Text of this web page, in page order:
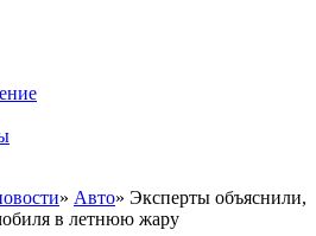
» Авто» Эксперты объяснили,
в летнюю жару